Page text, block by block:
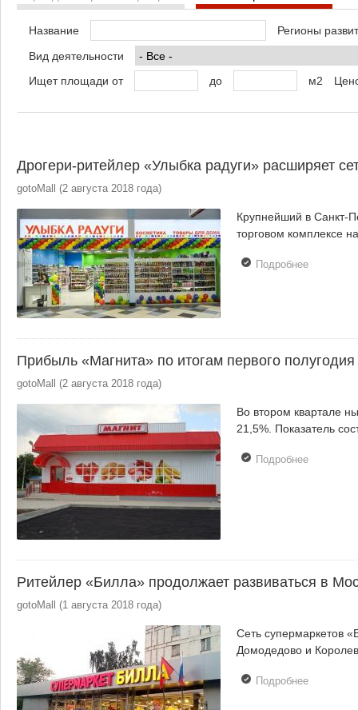
Название
Регионы
Вид деятельности
Ищет площади от
до м2
Дрогери-ритейлер «Улыбка радуги» расширяет
gotoMall (2 августа 2018 года)
Крупнейший в Санкт-
торговом комплексе
Подробнеео
сеть
Прибыль «Магнита» по итогам первого
gotoMall (2 августа 2018 года)
Во втором квартале
21,5%. Показатель
Подробнеео
Ритейлер «Билла» продолжает развиваться в
gotoMall (1 августа 2018 года)
Сеть супермаркетов
Домодедово и
Подробнеео